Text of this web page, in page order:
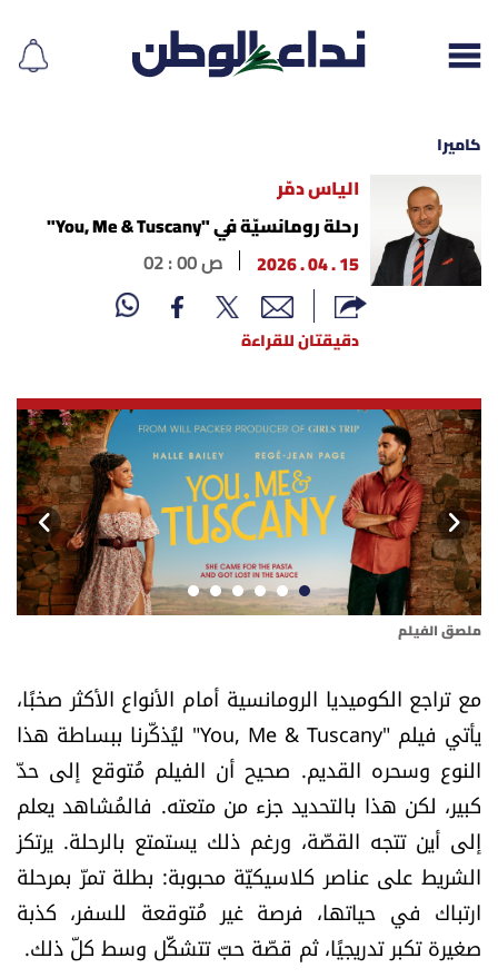
إقرأ الجريدة
لبنان
نداء اليوم
محليات
أسرار
متفرقات
نداء القرّاء
خاص الموقع
كتّابنا
تحت المجهر
آراء
اقتصاد
كاميرا
الياس دمّر
رحلة رومانسيّة في "You, Me & Tuscany"
15 . 04 . 2026
02 : 00 ص
دقيقتان للقراءة
ملصق الفيلم
مع تراجع الكوميديا الرومانسية أمام الأنواع الأكثر صخبًا،
يأتي فيلم "You, Me & Tuscany" ليُذكّرنا ببساطة هذا
النوع وسحره القديم. صحيح أن الفيلم مُتوقع إلى حدّ
كبير، لكن هذا بالتحديد جزء من متعته. فالمُشاهد يعلم
إلى أين تتجه القصّة، ورغم ذلك يستمتع بالرحلة. يرتكز
الشريط على عناصر كلاسيكيّة محبوبة: بطلة تمرّ بمرحلة
ارتباك في حياتها، فرصة غير مُتوقعة للسفر، كذبة
صغيرة تكبر تدريجيًا، ثم قصّة حبّ تتشكَّل وسط كلّ ذلك.